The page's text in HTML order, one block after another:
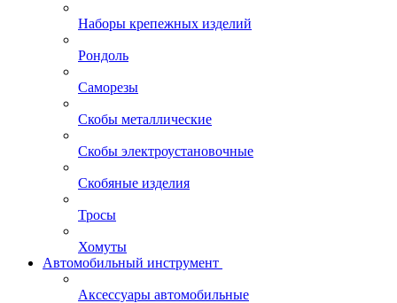
Наборы крепежных изделий
Рондоль
Саморезы
Скобы металлические
Скобы электроустановочные
Скобяные изделия
Тросы
Хомуты
Автомобильный инструмент
Аксессуары автомобильные